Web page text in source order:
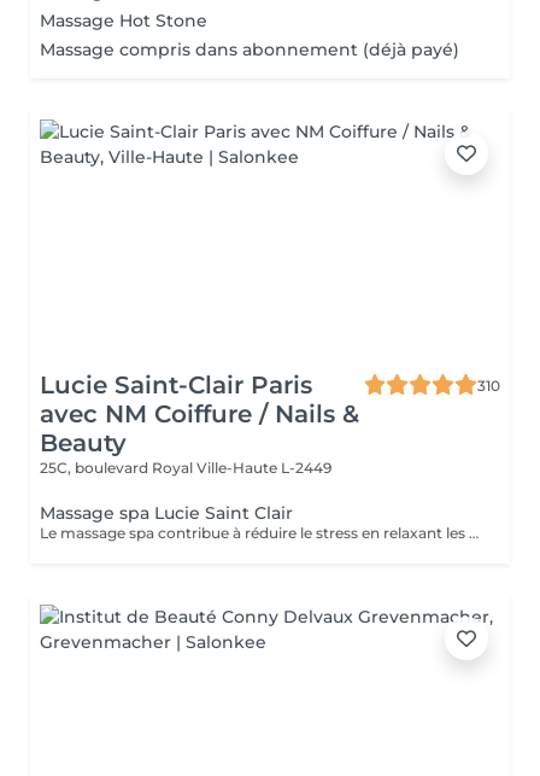
Massage Hot Stone
Massage compris dans abonnement (déjà payé)
Lucie Saint-Clair Paris
avec NM Coiffure / Nails &
Beauty
310
25C, boulevard Royal Ville-Haute L-2449
Massage spa Lucie Saint Clair
Le massage spa contribue à réduire le stress en relaxant les muscles et en libérant vos endorphines .